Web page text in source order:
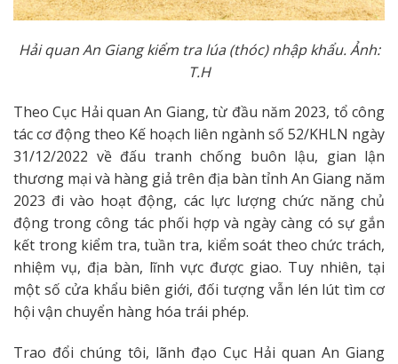
Hải quan An Giang kiểm tra lúa (thóc) nhập khẩu. Ảnh:
T.H
Theo Cục Hải quan An Giang, từ đầu năm 2023, tổ công
tác cơ động theo Kế hoạch liên ngành số 52/KHLN ngày
31/12/2022 về đấu tranh chống buôn lậu, gian lận
thương mại và hàng giả trên địa bàn tỉnh An Giang năm
2023 đi vào hoạt động, các lực lượng chức năng chủ
động trong công tác phối hợp và ngày càng có sự gắn
kết trong kiểm tra, tuần tra, kiểm soát theo chức trách,
nhiệm vụ, địa bàn, lĩnh vực được giao. Tuy nhiên, tại
một số cửa khẩu biên giới, đối tượng vẫn lén lút tìm cơ
hội vận chuyển hàng hóa trái phép.
Trao đổi chúng tôi, lãnh đạo Cục Hải quan An Giang